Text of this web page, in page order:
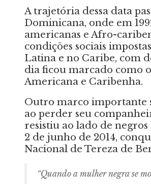
A trajetória dessa data
Dominicana, onde em
americanas e Afro-
condições sociais
Latina e no Caribe, com
dia ficou marcado como
Americana e Caribenha.
Outro marco importante
ao perder seu
resistiu ao lado de
2 de junho de 2014,
Nacional de Tereza de
“Quando a mulher negra se